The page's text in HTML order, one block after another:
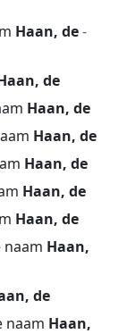
Haan, de-
de
Haan, de
Haan, de
Haan, de
Haan, de
Haan, de
Haan,
de
naam Haan,